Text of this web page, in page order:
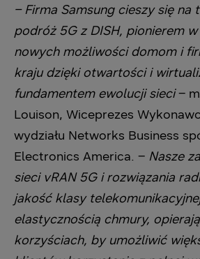
– Firma Samsung cieszy się na
podróż 5G z DISH, pionierem
nowych możliwości domom i
kraju dzięki otwartości i
fundamentem ewolucji sieci–
Louison, Wiceprezes
wydziału Networks Business
Electronics America. – Nasze
sieci vRAN 5G i rozwiązania
jakość klasy
elastycznością chmury,
korzyściach, by umożliwić